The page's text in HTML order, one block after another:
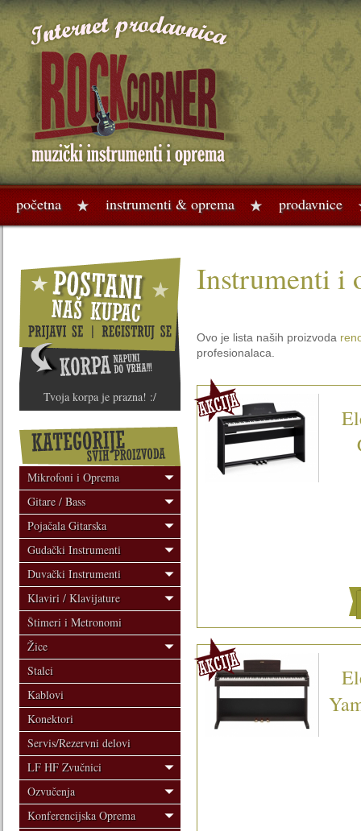
početna instrumenti & oprema prodavnice
Tvoja korpa je prazna! :/
Mikrofoni i Oprema
Gitare / Bass
Pojačala Gitarska
Gudački Instrumenti
Duvački Instrumenti
Klaviri / Klavijature
Štimeri i Metronomi
Žice
Stalci
Kablovi
Konektori
Servis/Rezervni delovi
LF HF Zvučnici
Ozvučenja
Konferencijska Oprema
Instrumenti i
Ovo je lista naših proizvoda
profesionalaca.